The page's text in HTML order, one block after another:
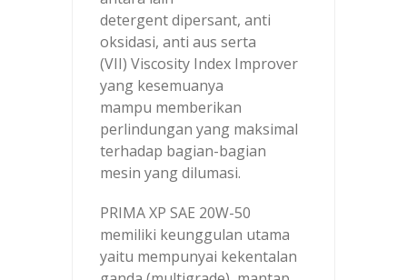
detergent dipersant, anti
oksidasi, anti aus serta
(VII) Viscosity Index Improver
yang kesemuanya
mampu memberikan
perlindungan yang maksimal
terhadap bagian-bagian
mesin yang dilumasi.
PRIMA XP SAE 20W-50
memiliki keunggulan utama
yaitu mempunyai kekentalan